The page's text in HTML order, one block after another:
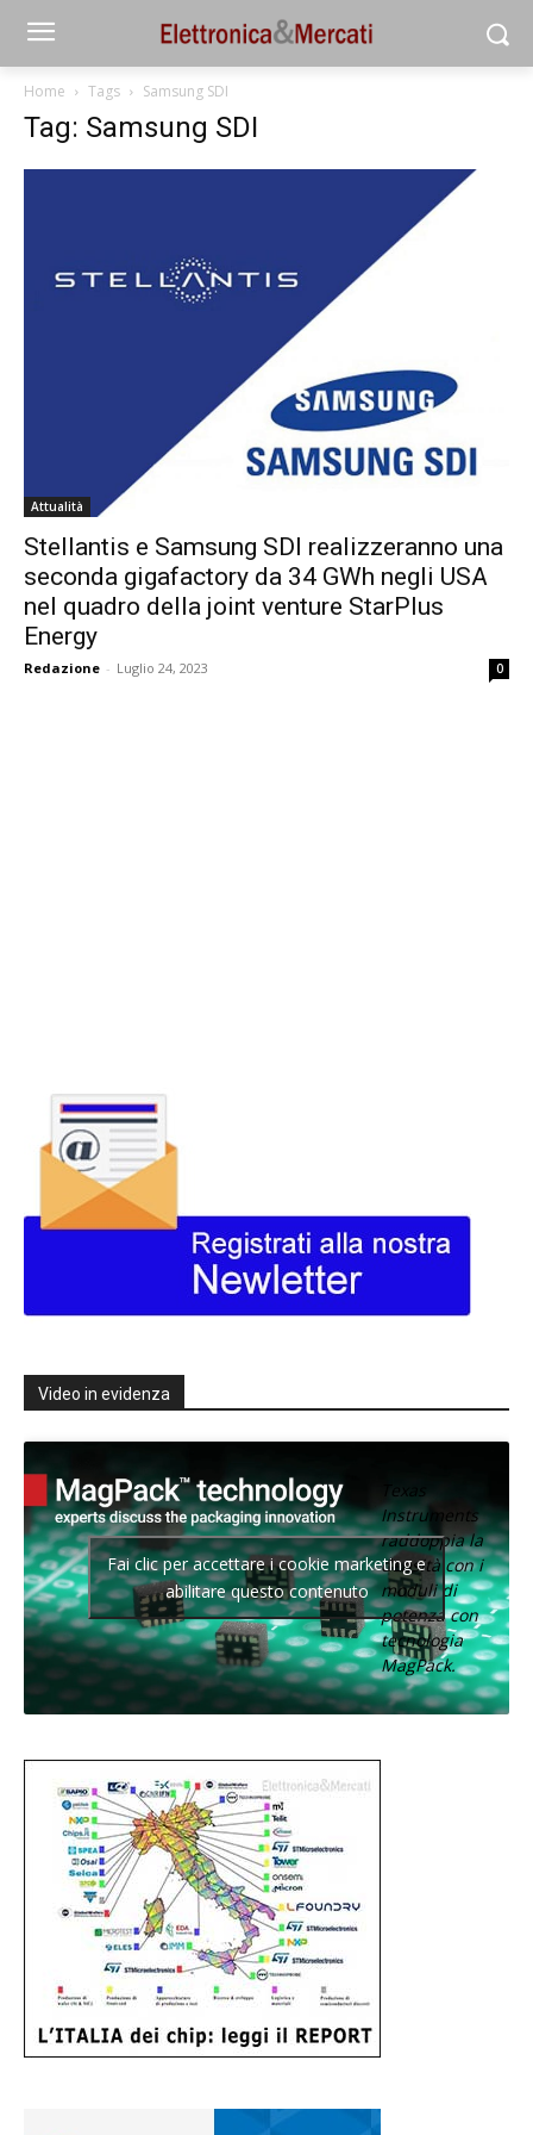
Home Tags Samsung SDI
Tag: Samsung SDI
Attualità
Stellantis e Samsung SDI realizzeranno una
seconda gigafactory da 34 GWh negli USA
nel quadro della joint venture StarPlus
Energy
Redazione - Luglio 24, 2023 0
Video in evidenza
Texas
Instruments
raddoppia la
densità con i
moduli di
potenza con
tecnologia
MagPack.
Fai clic per accettare i cookie marketing e
abilitare questo contenuto